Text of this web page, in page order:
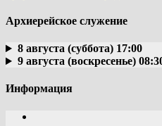
Архиерейское служение
8 августа (суббота) 17:00
9 августа (воскресенье)
Информация